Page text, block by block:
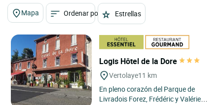
Mapa Ordenar por Estrellas
Logis Hôtel de la Dore
Vertolaye11 km
En pleno corazón del Parque de
Livradois Forez, Frédéric y Valérie le